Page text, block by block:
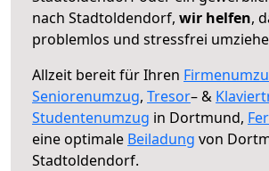
nach Stadtoldendorf, wir helfen,
problemlos und stressfrei
Allzeit bereit für Ihren
Seniorenumzug, Tresor– &
Studentenumzug in Dortmund,
eine optimale Beiladung von
Stadtoldendorf.